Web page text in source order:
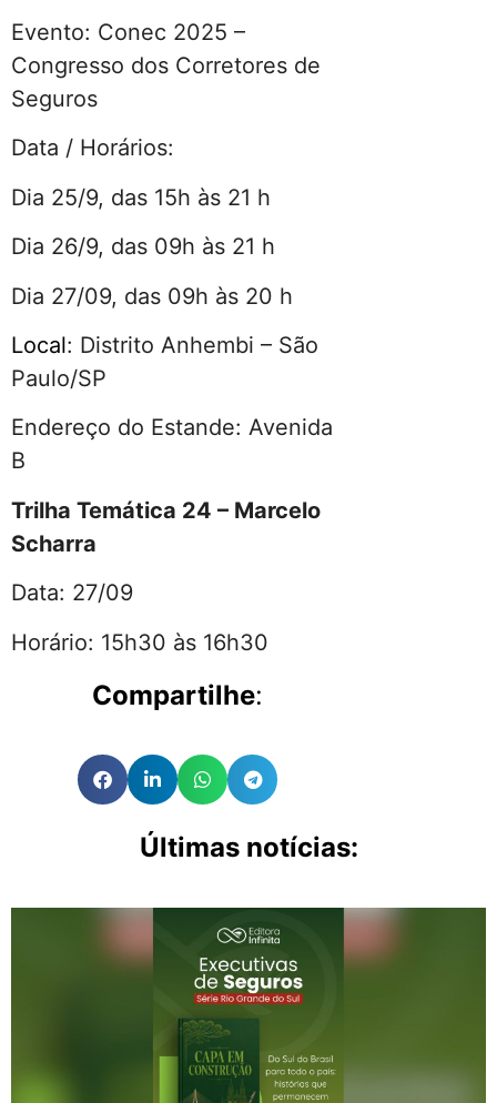
Evento: Conec 2025 –
Congresso dos Corretores de
Seguros
Data / Horários:
Dia 25/9, das 15h às 21 h
Dia 26/9, das 09h às 21 h
Dia 27/09, das 09h às 20 h
Local: Distrito Anhembi – São
Paulo/SP
Endereço do Estande: Avenida
B
Trilha Temática 24 – Marcelo
Scharra
Data: 27/09
Horário: 15h30 às 16h30
Compartilhe:
Últimas notícias: